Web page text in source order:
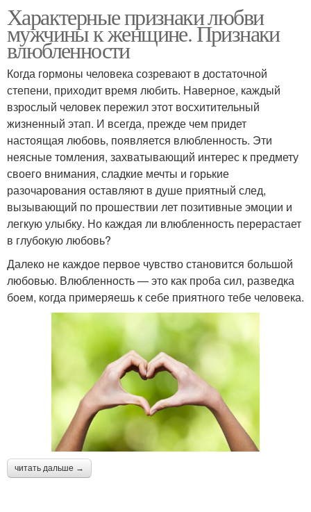
Характерные признаки любви
мужчины к женщине. Признаки
влюбленности
Когда гормоны человека созревают в достаточной
степени, приходит время любить. Наверное, каждый
взрослый человек пережил этот восхитительный
жизненный этап. И всегда, прежде чем придет
настоящая любовь, появляется влюбленность. Эти
неясные томления, захватывающий интерес к предмету
своего внимания, сладкие мечты и горькие
разочарования оставляют в душе приятный след,
вызывающий по прошествии лет позитивные эмоции и
легкую улыбку. Но каждая ли влюбленность перерастает
в глубокую любовь?
Далеко не каждое первое чувство становится большой
любовью. Влюбленность — это как проба сил, разведка
боем, когда примеряешь к себе приятного тебе человека.
читать дальше →